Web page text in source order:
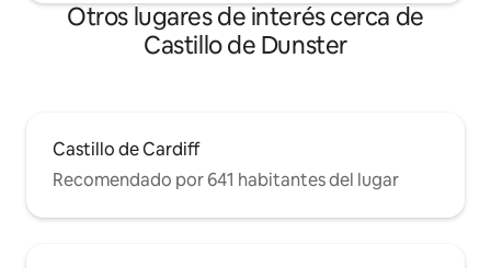
Otros lugares de interés cerca de
Castillo de Dunster
Castillo de Cardiff
Recomendado por 641 habitantes del lugar